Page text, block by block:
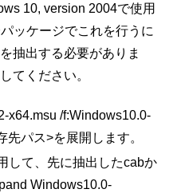
10, version 2004で使用
ッケージでこれを行うに
抽出する必要がありま
てください。
x64.msu /f:Windows10.0-
パス>を展開します。
して、先に抽出したcabか
Windows10.0-